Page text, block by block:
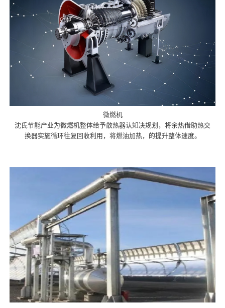
微燃机
沈氏节能产业为微燃机整体给予散热器认知决规划，将余热借助热交
换器实施循环往复回收利用，将燃油加热，的提升整体速度。